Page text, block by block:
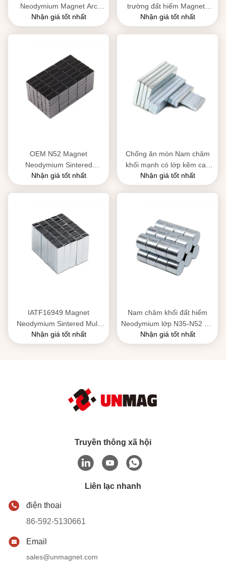
Neodymium Magnet Arc
Rare Earth Magnet
Nhận giá tốt nhất
trường đất hiếm Magnets
hình chữ nhật công nghiệp
Nhận giá tốt nhất
OEM N52 Magnet
Neodymium Sintered
Magnet Neodymium Iron
Boron
Nhận giá tốt nhất
Chống ăn mòn Nam châm
khối mạnh có lớp kẽm cao
N35-N52
Nhận giá tốt nhất
IATF16949 Magnet
Neodymium Sintered Multi
Polar cho động cơ kéo
Nhận giá tốt nhất
Nam châm khối đất hiếm
Neodymium lớp N35-N52 với
lớp phủ kẽm
Nhận giá tốt nhất
Truyền thông xã hội
Liên lạc nhanh
điện thoại
86-592-5130661
Email
sales@unmagnet.com